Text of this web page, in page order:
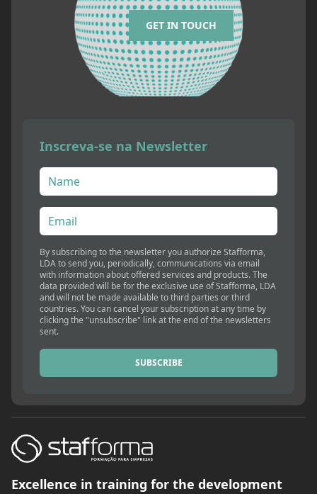
GET IN TOUCH
Inscreva-se na Newsletter
By subscribing to the newsletter you authorize Stafforma,
LDA to send you, periodically, communications via email
with information about offered services and products. The
data provided will be for the exclusive use of Stafforma, LDA
and will not be made available to third parties or third
countries. You can cancel your subscription at any time by
clicking the "unsubscribe" link at the end of the newsletters
sent.
SUBSCRIBE
Excellence in training for the development